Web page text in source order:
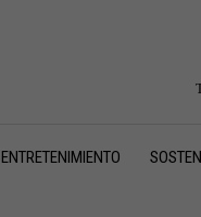
ENTRETENIMIENTO